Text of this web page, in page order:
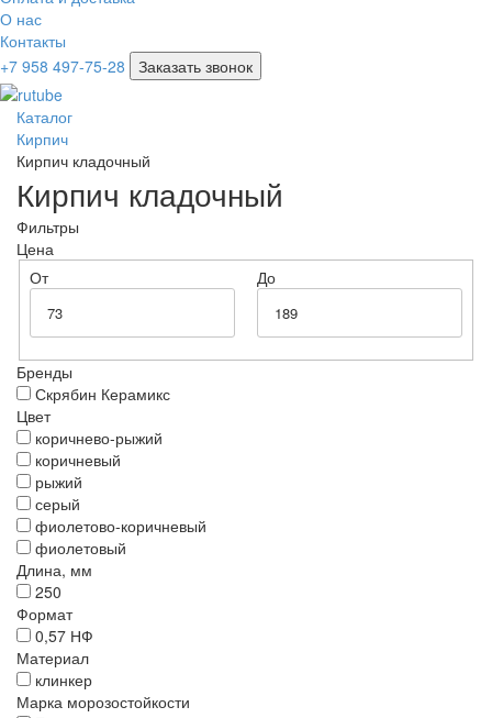
О нас
Контакты
+7 958 497-75-28
Заказать звонок
Каталог
Кирпич
Кирпич кладочный
Кирпич кладочный
Фильтры
Цена
От
До
Бренды
Скрябин Керамикс
Цвет
коричнево-рыжий
коричневый
рыжий
серый
фиолетово-коричневый
фиолетовый
Длина, мм
250
Формат
0,57 НФ
Материал
клинкер
Марка морозостойкости